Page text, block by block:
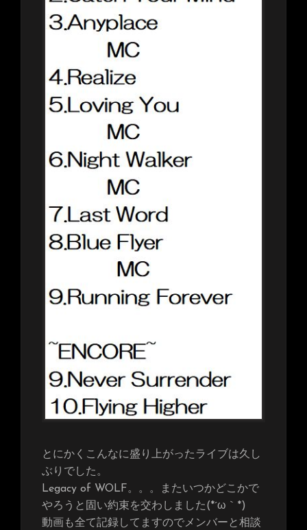
とにかくこんなに盛り上がったライブは久し
ぶりでした。
Legacy of WOLF。。。またいつかどこかで
やろうと固い約束を交わしました(*´ω｀*)
動画も全て記録してますのでメンバーと相談